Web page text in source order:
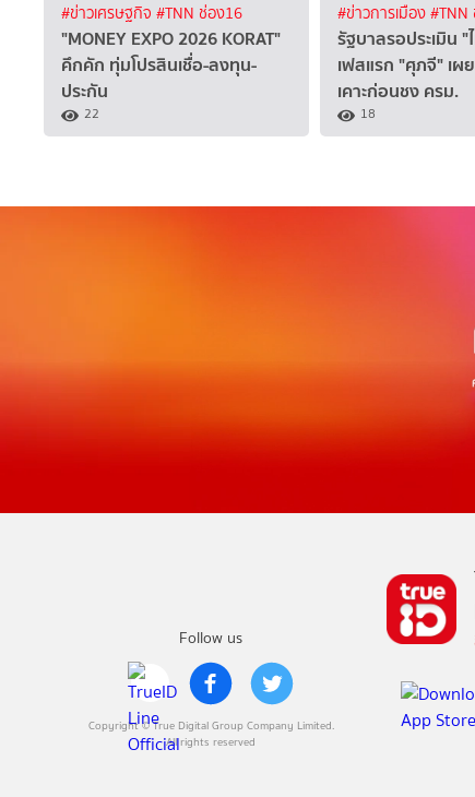
#ข่าวเศรษฐกิจ #TNN ช่อง16
"MONEY EXPO 2026 KORAT"
คึกคัก ทุ่มโปรสินเชื่อ-ลงทุน-
ประกัน
22
#ข่าวการเมือง#TNN
รัฐบาลรอประเมิน
เฟสแรก "ศุภจี" เผ
เคาะก่อนชง ครม.
18
Follow us
Copyright © True Digital Group Company Limited.
All rights reserved